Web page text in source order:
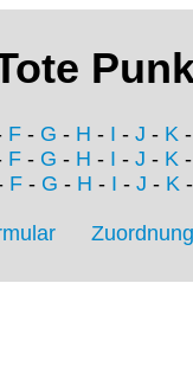
F - G - H - I - J - K
F - G - H - I - J - K
F- G - H - I - J - K